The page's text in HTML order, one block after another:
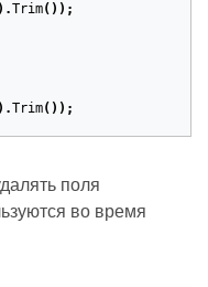
Trim());
Trim());
поля
во время